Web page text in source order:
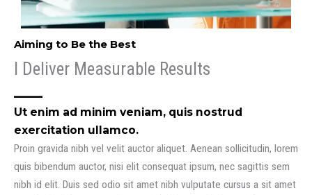
Aiming to Be the Best​
I Deliver Measurable Results​
Ut enim ad minim veniam, quis nostrud
exercitation ullamco.​
Proin gravida nibh vel velit auctor aliquet. Aenean sollicitudin, lorem
quis bibendum auctor, nisi elit consequat ipsum, nec sagittis sem
nibh id elit. Duis sed odio sit amet nibh vulputate cursus a sit amet